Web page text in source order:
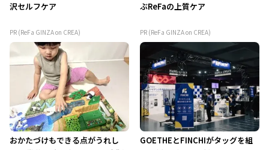
沢セルフケア
PR (ReFa GINZA on CREA)
ぶReFaの上質ケア
PR (ReFa GINZA on CREA)
おかたづけもできる点がうれし
GOETHEとFINCHIがタッグを組